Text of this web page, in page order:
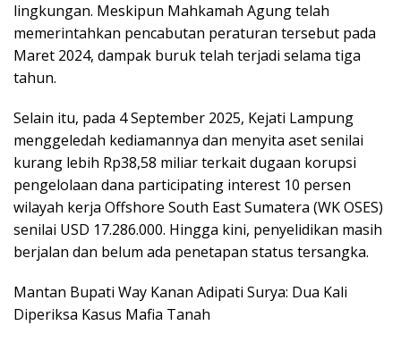
lingkungan. Meskipun Mahkamah Agung telah
memerintahkan pencabutan peraturan tersebut pada
Maret 2024, dampak buruk telah terjadi selama tiga
tahun.
Selain itu, pada 4 September 2025, Kejati Lampung
menggeledah kediamannya dan menyita aset senilai
kurang lebih Rp38,58 miliar terkait dugaan korupsi
pengelolaan dana participating interest 10 persen
wilayah kerja Offshore South East Sumatera (WK OSES)
senilai USD 17.286.000. Hingga kini, penyelidikan masih
berjalan dan belum ada penetapan status tersangka.
Mantan Bupati Way Kanan Adipati Surya: Dua Kali
Diperiksa Kasus Mafia Tanah